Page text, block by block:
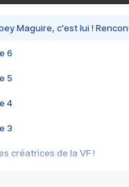
Maguire, c'est lui !
6
5
4
3
créatrices de la VF !